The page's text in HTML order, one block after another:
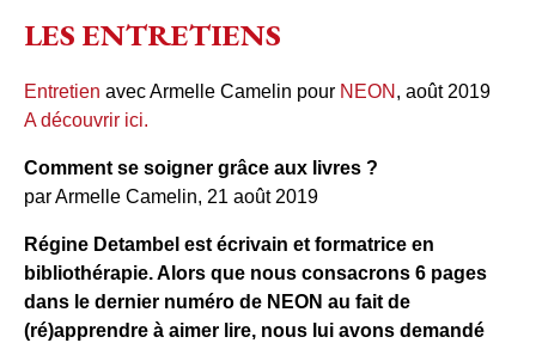
LES ENTRETIENS
Entretien avec Armelle Camelin pour NEON , août 2019
A découvrir ici.
Comment se soigner grâce aux livres ?
par Armelle Camelin, 21 août 2019
Régine Detambel est écrivain et formatrice en
bibliothérapie. Alors que nous consacrons 6 pages
dans le dernier numéro de NEON au fait de
(ré)apprendre à aimer lire, nous lui avons demandé